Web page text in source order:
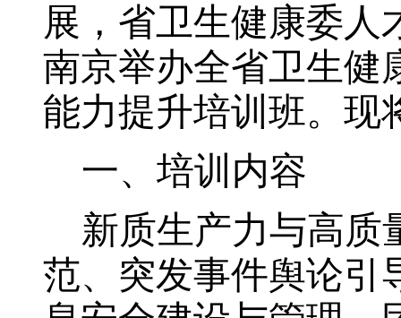
展 ， 省卫生健康委人
南京举办全省卫生健
能力提升培训班。现
一、培训内容
新质生产力与高质
范、突发事件舆论引